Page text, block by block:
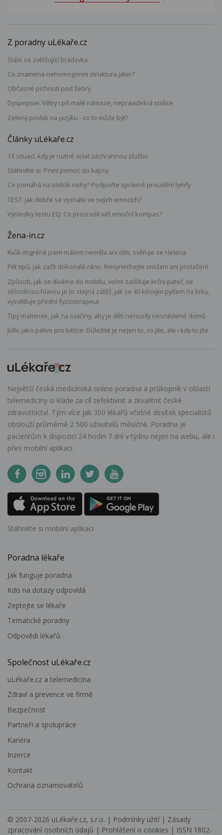
Z poradny uLékaře.cz
Stále se zvětšující bradavka
Co znamená nehomogenní struktura jater?
Občasné píchnutí pod žebry
Dyspepsie: Větry i při malé námaze, nepravidelná stolice
Zelený povlak na jazyku - co to může být?
Články uLékaře.cz
13 situací, kdy je nutné volat záchrannou službu
Stáhněte si: První pomoc do kapsy
Co pomáhá na oteklé nohy? Podpořte správné proudění lymfy
TEST: Jak dobře se vyznáte ve svých emocích?
Výsledky testu EQ: Co prozradil váš emoční kompas?
Žena-in.cz
Kvůli migréně jsem málem neměla ani děti, svěřuje se Helena
Pět tipů, jak začít dokonalé ráno. Nevynechejte snídani ani protažení
Způsob, jak se díváme do mobilu, velmi zatěžuje krční páteř, se
skloněnou hlavou je to stejná zátěž, jak se 40 kilovým pytlem na krku,
vysvětluje přední fyzioterapeut
Tipy maminek, jak na svačiny, aby je děti nenosily nesnědené domů
Jídlo jako palivo pro běžce: Důležité je nejen to, co jíte, ale i kdy to jíte
Největší česká medicínská online poradna a průkopník v oblasti
telemedicíny si klade za cíl zefektivnit a zkvalitnit české
zdravotnictví. Tým více jak 300 lékařů včetně desítek specialistů
obslouží průměrně 2 500 uživatelů měsíčně. Poradna je
pacientům k dispozici 24 hodin 7 dní v týdnu nejen na webu, ale i
přes mobilní aplikaci.
Stáhněte si mobilní aplikaci
Poradna lékaře
Jak funguje poradna
Kdo na dotazy odpovídá
Zeptejte se lékaře
Tematické poradny
Odpovědi lékařů
Společnost uLékaře.cz
uLékaře.cz a telemedicína
Zdraví a prevence ve firmě
Bezpečnost
Partneři a spolupráce
Kariéra
Inzerce
Kontakt
Ochrana oznamovatelů
© 2007-2026 uLékaře.cz, s.r.o. | Podmínky užití | Zásady
zpracování osobních údajů | Prohlášení o cookies | ISSN 1802-